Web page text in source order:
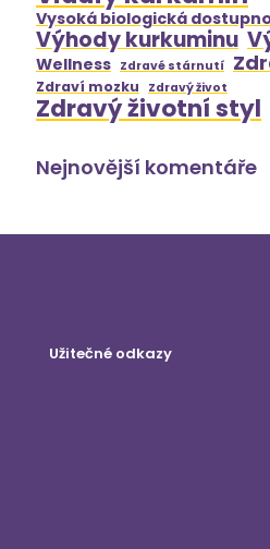
Vysoká biologická
Výhody kurkuminu
Wellness Zdravé stárnutí
Zdraví mozku Zdravý život
Zdravý životní styl
Nejnovější komentáře
Užitečné odkazy